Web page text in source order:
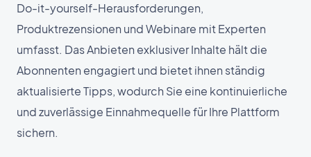
Do-it-yourself-Herausforderungen,
Produktrezensionen und Webinare mit Experten
umfasst. Das Anbieten exklusiver Inhalte hält die
Abonnenten engagiert und bietet ihnen ständig
aktualisierte Tipps, wodurch Sie eine kontinuierliche
und zuverlässige Einnahmequelle für Ihre Plattform
sichern.